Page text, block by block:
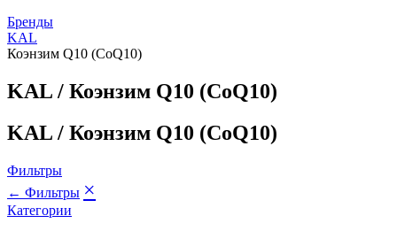
Бренды
KAL
Коэнзим Q10 (CoQ10)
KAL / Коэнзим Q10 (CoQ10)
KAL / Коэнзим Q10 (CoQ10)
Фильтры
← Фильтры ×
Категории